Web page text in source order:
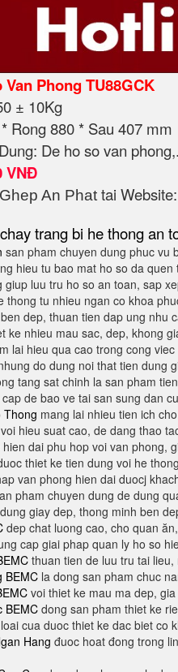
Phong TU88GCK
± 10Kg
Rong 880 * Sau 407 mm
De ho so van
VNĐ
Ghep An Phat tai Website:
trang bi he thong an
san pham chuyen dung phuc vu
hieu tu bao mat ho so da
giup luu tru ho so an toan, sap
thong tu nhieu ngan co khoa
ben dep, thuan tien dap ung nhu
ke nhieu mau sac, dep, khong
lai hieu qua cao trong cong viec
do dung noi that tien dung
tang sat chinh la san pham
de bao ve tai san sung dan
Thong mang lai nhieu tien ich
hieu suat cao, de dang thao
dai phu hop voi van phong,
thiet ke tien dung voi he
van phong hien dai duocj
pham chuyen dung de dung
giay dep, thong minh ben
dep chat luong cao, cho quan
cap giai phap quan ly ho so
thuan tien de luu tru tai
BEMC la dong san pham chuc
voi thiet ke mau ma dep,
BEMC dong san pham thiet ke
cua duoc thiet ke dac biet co
Hang đuoc hoat đong trong